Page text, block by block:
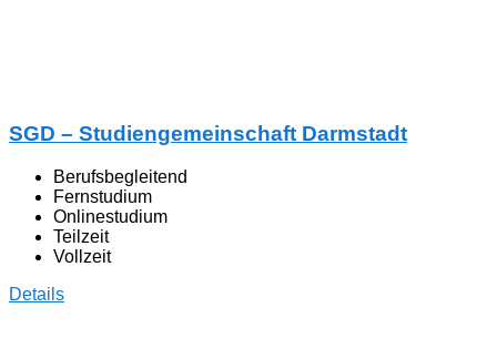
SGD – Studiengemeinschaft Darmstadt
Berufsbegleitend
Fernstudium
Onlinestudium
Teilzeit
Vollzeit
Details